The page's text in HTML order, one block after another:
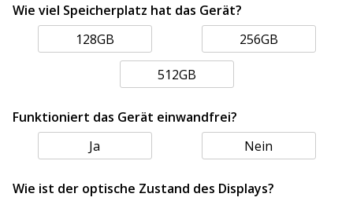
Wie viel Speicherplatz hat das Gerät?
128GB
256GB
512GB
Funktioniert das Gerät einwandfrei?
Ja
Nein
Wie ist der optische Zustand des Displays?